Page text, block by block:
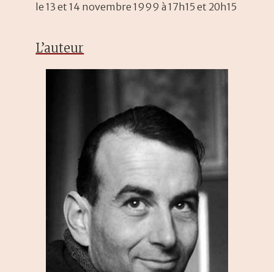
le 13 et 14 novembre 1999 à 17h15 et 20h15
L’auteur